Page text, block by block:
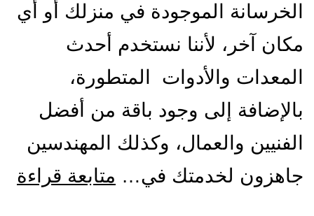
الخرسانة الموجودة في منزلك أو أي
مكان آخر، لأننا نستخدم أحدث
المعدات والأدوات المتطورة،
بالإضافة إلى وجود باقة من أفضل
الفنيين والعمال، وكذلك المهندسين
جاهزون لخدمتك في… متابعة قراءة